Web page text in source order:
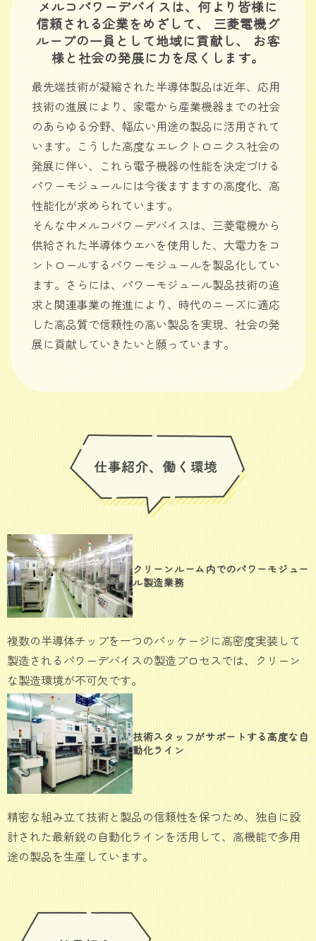
メルコパワーデバイスは、何より皆様に
信頼される企業をめざして、 三菱電機グ
ループの一員として地域に貢献し、 お客
様と社会の発展に力を尽くします。
最先端技術が凝縮された半導体製品は近年、応用
技術の進展により、家電から産業機器までの社会
のあらゆる分野、幅広い用途の製品に活用されて
います。こうした高度なエレクトロニクス社会の
発展に伴い、これら電子機器の性能を決定づける
パワーモジュールには今後ますますの高度化、高
性能化が求められています。
そんな中メルコパワーデバイスは、三菱電機から
供給された半導体ウエハを使用した、大電力をコ
ントロールするパワーモジュールを製品化してい
ます。さらには、パワーモジュール製品技術の追
求と関連事業の推進により、時代のニーズに適応
した高品質で信頼性の高い製品を実現、社会の発
展に貢献していきたいと願っています。
クリーンルーム内でのパワーモジュー
ル製造業務
複数の半導体チップを一つのパッケージに高密度実装して
製造されるパワーデバイスの製造プロセスでは、クリーン
な製造環境が不可欠です。
技術スタッフがサポートする高度な自
動化ライン
精密な組み立て技術と製品の信頼性を保つため、独自に設
計された最新鋭の自動化ラインを活用して、高機能で多用
途の製品を生産しています。